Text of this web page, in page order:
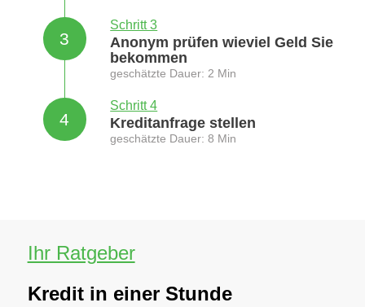
3
Schritt 3
Anonym prüfen wieviel Geld Sie
bekommen
geschätzte Dauer: 2 Min
4
Schritt 4
Kreditanfrage stellen
geschätzte Dauer: 8 Min
Ihr Ratgeber
Kredit in einer Stunde